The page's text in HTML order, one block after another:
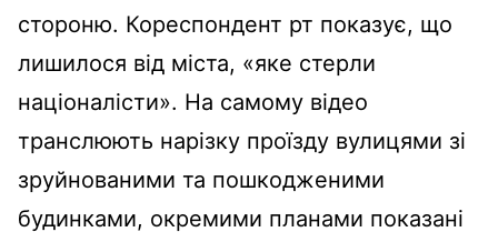
стороню. Кореспондент рт показує, що
лишилося від міста, «яке стерли
націоналісти». На самому відео
транслюють нарізку проїзду вулицями зі
зруйнованими та пошкодженими
будинками, окремими планами показані